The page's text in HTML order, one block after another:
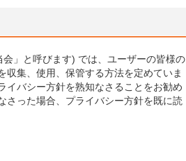
」と呼びます) では、ユーザーの皆様の
集、使用、保管する方法を定めていま
イバシー方針を熟知なさることをお勧め
さった場合、プライバシー方針を既に読